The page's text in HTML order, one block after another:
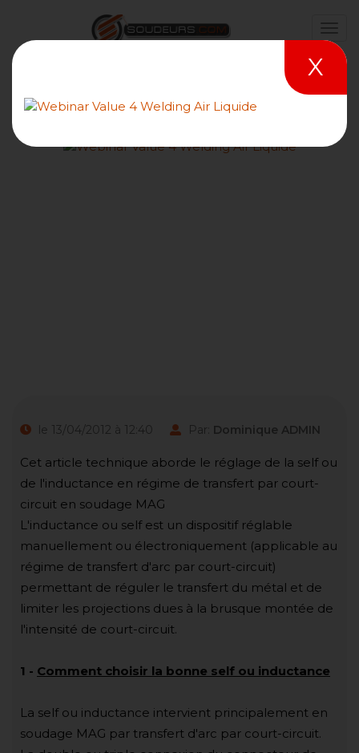
le 13/04/2012 à 12:40 Par: Dominique ADMIN
Cet article technique aborde le réglage de la self ou
de l'inductance en régime de transfert par court-
circuit en soudage MAG
L'inductance ou self est un dispositif réglable
manuellement ou électroniquement (applicable au
régime de transfert d'arc par court-circuit)
permettant de réguler le transfert du métal et de
limiter les projections dues à la brusque montée de
l'intensité de court-circuit.
1 - Comment choisir la bonne self ou inductance
La self ou inductance intervient principalement en
soudage MAG par transfert d'arc par court-circuit.
X